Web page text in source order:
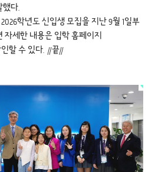
다.
학년도 신입생 모집을 지난 9월 1일부
자세한 내용은 입학 홈페이지
할 수 있다. //끝//